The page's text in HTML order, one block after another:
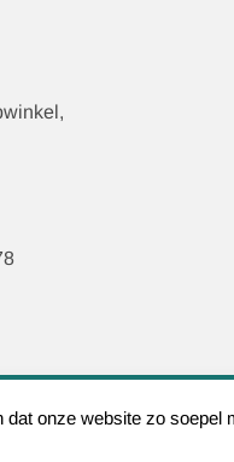
onze website zo